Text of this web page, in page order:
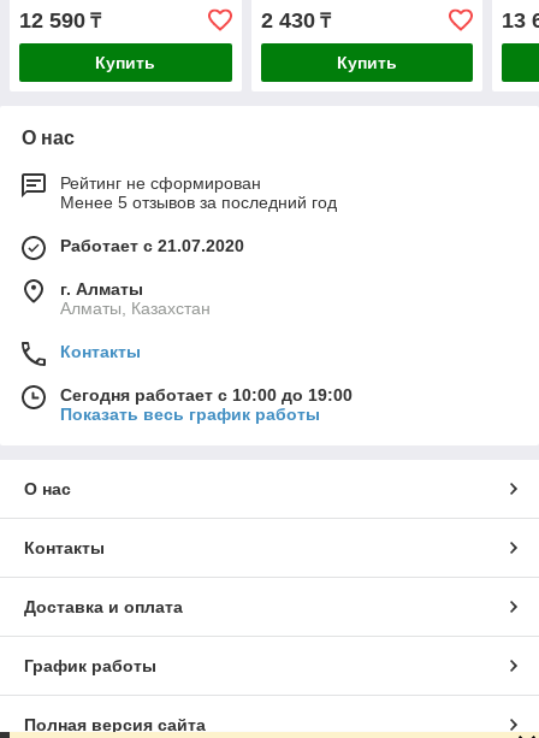
12 590 ₸
Купить
2 430₸
Купить
13
О нас
Рейтинг не сформирован
Менее 5 отзывов за последний год
Работает с 21.07.2020
г. Алматы
Алматы, Казахстан
Контакты
Сегодня работает с 10:00 до 19:00
Показать весь график работы
О нас
Контакты
Доставка и оплата
График работы
Полная версия сайта